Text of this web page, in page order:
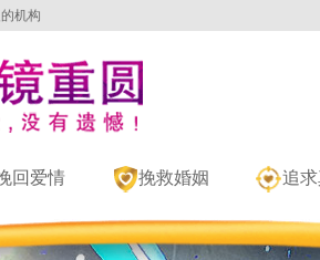
机构
回爱情 挽救婚姻 追